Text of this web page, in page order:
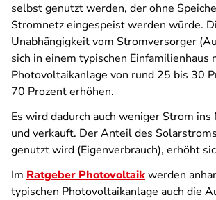
selbst genutzt werden, der ohne
Stromnetz eingespeist werden würde.
Unabhängigkeit vom Stromversorger
sich in einem typischen Einfamilienhaus
Photovoltaikanlage von rund 25 bis 30
70 Prozent erhöhen.
Es wird dadurch auch weniger Strom
und verkauft. Der Anteil des
genutzt wird (Eigenverbrauch), erhöht
Im Ratgeber Photovoltaikwerden
typischen Photovoltaikanlage auch die